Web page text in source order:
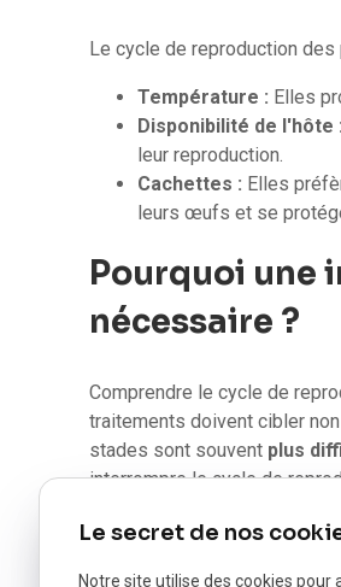
Le cycle de reproduction
Température : Elles
Disponibilité de l'hôte :
leur reproduction.
Cachettes : Elles
leurs œufs et se
Pourquoi une
nécessaire ?
Comprendre le cycle de
traitements doivent cibler
stades sont souvent plus
interrompre le cycle de
Vous avez remarqué des
pour une
Le secret de nos
Notre site utilise des cookies